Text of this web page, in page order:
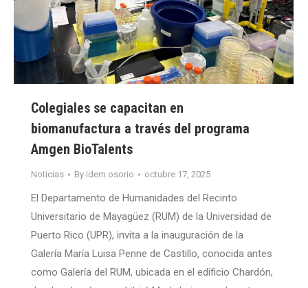
Colegiales se capacitan en
biomanufactura a través del programa
Amgen BioTalents
Noticias By idem.osorio octubre 17, 2025
El Departamento de Humanidades del Recinto
Universitario de Mayagüez (RUM) de la Universidad de
Puerto Rico (UPR), invita a la inauguración de la
Galería María Luisa Penne de Castillo, conocida antes
como Galería del RUM, ubicada en el edificio Chardón,